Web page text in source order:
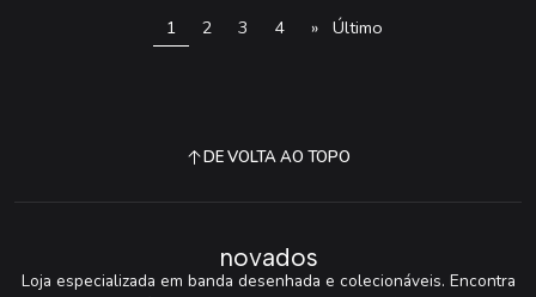
1 2 3 4 » Último
DE VOLTA AO TOPO
novados
Loja especializada em banda desenhada e colecionáveis. Encontra